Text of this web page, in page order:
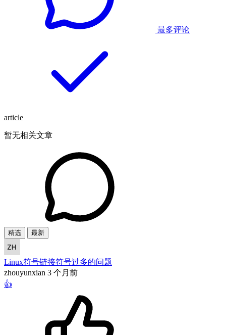
最多评论
article
暂无相关文章
精选 最新
Linux符号链接符号过多的问题
zhouyunxian 3 个月前
👍